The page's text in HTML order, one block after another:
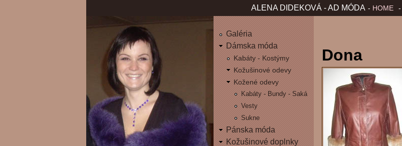
Jump to Navigation
Dona
M
N
M
E
N
HOME
ALENA DIDEKOVÁ - AD MÓDA
Galéria
Dámska móda
Kabáty - Kostýmy
Kožušinové odevy
Kožené odevy
Kabáty - Bundy - Saká
Vesty
Sukne
Pánska móda
Kožušinové doplnky